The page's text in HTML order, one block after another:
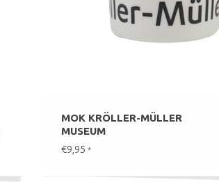
MOK KRÖLLER-MÜLLER
MUSEUM
€9,95 *